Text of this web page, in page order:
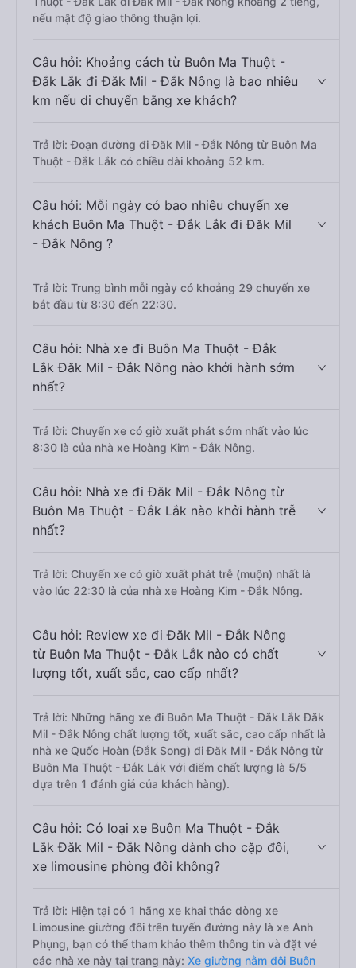
nếu mật độ giao thông thuận lợi.
Câu hỏi: Khoảng cách từ Buôn Ma Thuột -
Đắk Lắk đi Đăk Mil - Đắk Nông là bao nhiêu
km nếu di chuyển bằng xe khách?
Trả lời: Đoạn đường đi Đăk Mil - Đắk Nông từ Buôn Ma
Thuột - Đắk Lắk có chiều dài khoảng 52 km.
Câu hỏi: Mỗi ngày có bao nhiêu chuyến xe
khách Buôn Ma Thuột - Đắk Lắk đi Đăk Mil
- Đắk Nông ?
Trả lời: Trung bình mỗi ngày có khoảng 29 chuyến xe
bắt đầu từ 8:30 đến 22:30.
Câu hỏi: Nhà xe đi Buôn Ma Thuột - Đắk
Lắk Đăk Mil - Đắk Nông nào khởi hành sớm
nhất?
Trả lời: Chuyến xe có giờ xuất phát sớm nhất vào lúc
8:30 là của nhà xe Hoàng Kim - Đắk Nông.
Câu hỏi: Nhà xe đi Đăk Mil - Đắk Nông từ
Buôn Ma Thuột - Đắk Lắk nào khởi hành trễ
nhất?
Trả lời: Chuyến xe có giờ xuất phát trễ (muộn) nhất là
vào lúc 22:30 là của nhà xe Hoàng Kim - Đắk Nông.
Câu hỏi: Review xe đi Đăk Mil - Đắk Nông
từ Buôn Ma Thuột - Đắk Lắk nào có chất
lượng tốt, xuất sắc, cao cấp nhất?
Trả lời: Những hãng xe đi Buôn Ma Thuột - Đắk Lắk Đăk
Mil - Đắk Nông chất lượng tốt, xuất sắc, cao cấp nhất là
nhà xe Quốc Hoàn (Đắk Song) đi Đăk Mil - Đắk Nông từ
Buôn Ma Thuột - Đắk Lắk với điểm chất lượng là 5/5
dựa trên 1 đánh giá của khách hàng).
Câu hỏi: Có loại xe Buôn Ma Thuột - Đắk
Lắk Đăk Mil - Đắk Nông dành cho cặp đôi,
xe limousine phòng đôi không?
Trả lời: Hiện tại có 1 hãng xe khai thác dòng xe
Limousine giường đôi trên tuyến đường này là xe Anh
Phụng, bạn có thể tham khảo thêm thông tin và đặt vé
các nhà xe này tại trang này: Xe giường nằm đôi Buôn